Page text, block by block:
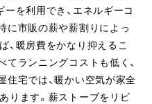
を利用でき、エネルギーコ
に市販の薪や薪割りによっ
、暖房費をかなり抑えるこ
ランニングコストも低く、
住宅では、暖かい空気が家全
ります。薪ストーブをリビ